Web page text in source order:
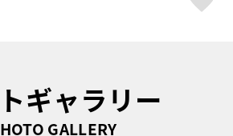
ギャラリー
GALLERY